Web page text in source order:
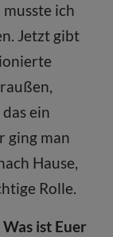
ich
Jetzt gibt
ein
ging man
Hause,
Rolle.
ist Euer